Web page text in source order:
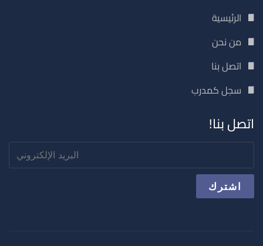
الرئيسية
من نحن
اتصل بنا
سجل كمدرب
اتصل بنا!